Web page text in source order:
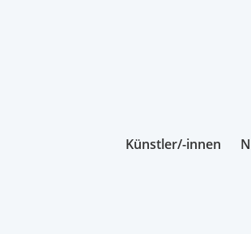
Künstler/-innen